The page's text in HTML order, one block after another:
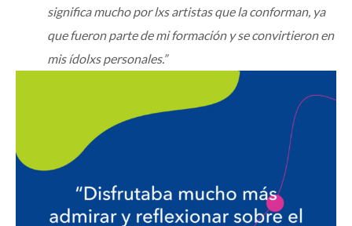
significa mucho por lxs artistas que la conforman, ya
que fueron parte de mi formación y se convirtieron en
mis ídolxs personales.”